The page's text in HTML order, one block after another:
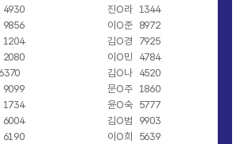
4930 진O라
1344
9856 이O준
8972
1204 김O경
7925
2080 이O민
4784
6370 김O나
4520
9099 문O주
1860
1734 윤O숙
5777
6004 김O범
9903
6190 이O희
5639